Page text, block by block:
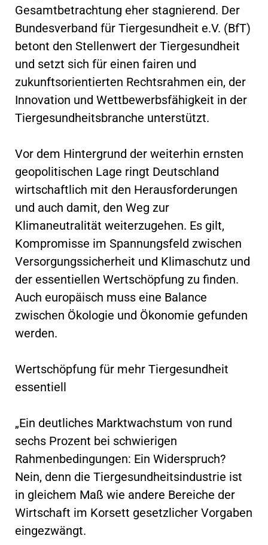
Gesamtbetrachtung eher stagnierend. Der
Bundesverband für Tiergesundheit e.V. (BfT)
betont den Stellenwert der Tiergesundheit
und setzt sich für einen fairen und
zukunftsorientierten Rechtsrahmen ein, der
Innovation und Wettbewerbsfähigkeit in der
Tiergesundheitsbranche unterstützt.
Vor dem Hintergrund der weiterhin ernsten
geopolitischen Lage ringt Deutschland
wirtschaftlich mit den Herausforderungen
und auch damit, den Weg zur
Klimaneutralität weiterzugehen. Es gilt,
Kompromisse im Spannungsfeld zwischen
Versorgungssicherheit und Klimaschutz und
der essentiellen Wertschöpfung zu finden.
Auch europäisch muss eine Balance
zwischen Ökologie und Ökonomie gefunden
werden.
Wertschöpfung für mehr Tiergesundheit
essentiell
„Ein deutliches Marktwachstum von rund
sechs Prozent bei schwierigen
Rahmenbedingungen: Ein Widerspruch?
Nein, denn die Tiergesundheitsindustrie ist
in gleichem Maß wie andere Bereiche der
Wirtschaft im Korsett gesetzlicher Vorgaben
eingezwängt.